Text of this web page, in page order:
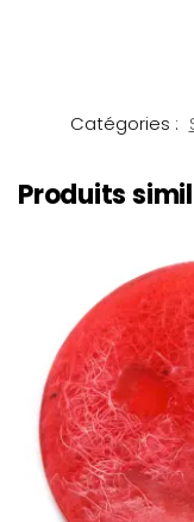
Catégories :
Produits